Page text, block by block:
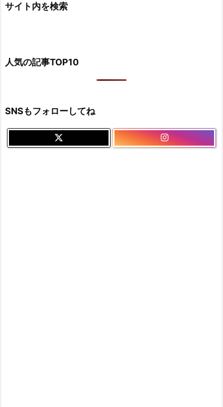
サイト内を検索
人気の記事TOP10
SNSもフォローしてね